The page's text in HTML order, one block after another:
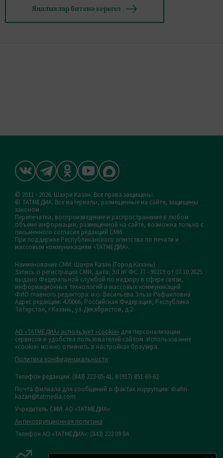
Яңалыклар битенә керегез
© 2011 - 2026. Шахри Казан. Все права защищены.
© ТАТМЕДИА. Все материалы, размещенные на сайте, защищены
законом.
Перепечатка, воспроизведение и распространение в любом
объеме информации, размещенной на сайте, возможна только с
письменного согласия редакций СМИ.
При поддержке Республиканского агентства по печати и
массовым коммуникациям «ТАТМЕДИА».
Наименование СМИ: Шахри Казан (Город Казань)
Запись о регистрации СМИ, дата: ЭЛ № ФС 77 - 90219 от 07.10.2025
выдано Федеральной службой по надзору в сфере связи,
информационных технологий и массовых коммуникаций
ФИО главного редактора: и.о. Васильева Эльза Рафаиловна
Адрес редакции: 420066, Российская Федерация, Республика
Татарстан, г.Казань, ул.Декабристов, д.2
АО «ТАТМЕДИА» использует «cookie» для персонализации
сервисов и удобства пользователей сайтом. Использование
«cookie» можно отменить в настройках браузера.
Политика конфиденциальности
Телефон редакции: (843) 222-05-41, 8 (917) 851-69-62
Почта филиала для сообщений о фактах коррупции: shahri-
kazan@tatmedia.com
Учредитель СМИ: АО «ТАТМЕДИА»
Антикоррупционная политика
Телефон АО «ТАТМЕДИА»: (843) 222 09 84